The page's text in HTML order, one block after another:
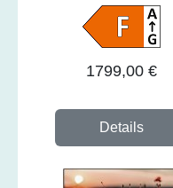
1799,00 €
Details